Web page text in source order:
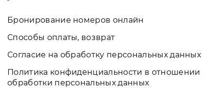
Бронирование номеров онлайн
Способы оплаты, возврат
Согласие на обработку персональных данных
Политика конфиденциальности в отношении
обработки персональных данных